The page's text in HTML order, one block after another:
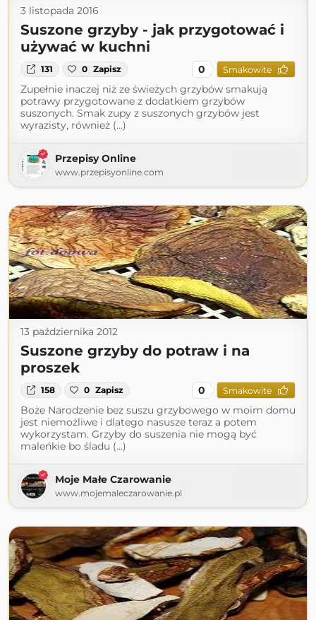
3 listopada 2016
Suszone grzyby - jak przygotować i
używać w kuchni
131 0 Zapisz 0 Smakowite
Zupełnie inaczej niż ze świeżych grzybów smakują
potrawy przygotowane z dodatkiem grzybów
suszonych. Smak zupy z suszonych grzybów jest
wyrazisty, również (...)
Przepisy Online
www.przepisyonline.com
13 października 2012
Suszone grzyby do potraw i na
proszek
158 0 Zapisz 0 Smakowite
Boże Narodzenie bez suszu grzybowego w moim domu
jest niemożliwe i dlatego nasusze teraz a potem
wykorzystam. Grzyby do suszenia nie mogą być
maleńkie bo śladu (...)
Moje Małe Czarowanie
www.mojemaleczarowanie.pl